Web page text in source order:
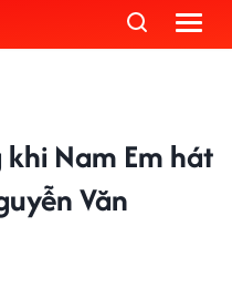
Nam Em hát
Văn